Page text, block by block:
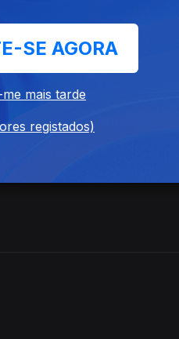
Cunene.
SE AGORA
mais tarde
registados)